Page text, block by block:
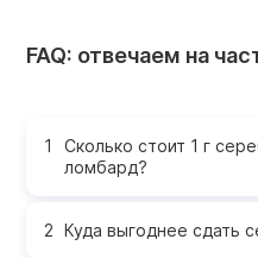
FAQ: отвечаем на
Сколько стоит 1 г
ломбард?
Куда выгоднее сдать